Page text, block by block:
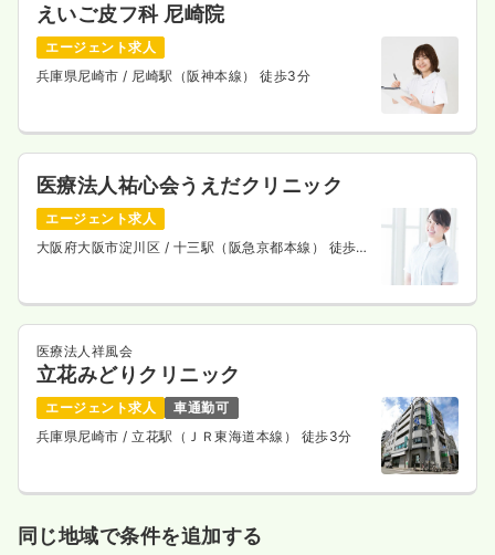
気になる
その他正看護師 一般病院
日勤のみ（常勤）
給与 23.0 万円〜 /月
※一例
気になる
えいご皮フ科 尼崎院
エージェント求人
兵庫県尼崎市/ 尼崎駅（阪神本線） 徒歩3分
医療法人祐心会うえだクリニック
エージェント求人
大阪府大阪市淀川区 / 十三駅（阪急京都本線） 徒歩5
医療法人祥風会
立花みどりクリニック
エージェント求人
車通勤可
兵庫県尼崎市/ 立花駅（ＪＲ東海道本線） 徒歩3分
同じ地域で条件を追加する